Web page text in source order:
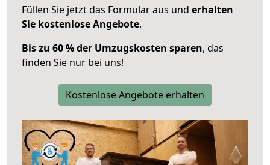
Füllen Sie jetzt das Formular aus und erhalten
Sie kostenlose Angebote.
Bis zu 60 % der Umzugskosten sparen, das
finden Sie nur bei uns!
Kostenlose Angebote erhalten